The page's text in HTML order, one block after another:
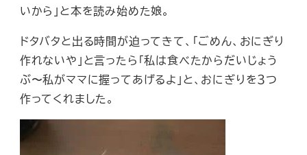
いから」と本を読み始めた娘。
ドタバタと出る時間が迫ってきて、「ごめん、おにぎり
作れないや」と言ったら「私は食べたからだいじょう
ぶ〜私がママに握ってあげるよ」と、おにぎりを３つ
作ってくれました。